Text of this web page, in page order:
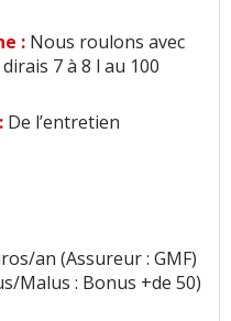
: Nous roulons avec
7 à 8 l au 100
De l’entretien
an (Assureur : GMF)
Malus : Bonus +de 50)